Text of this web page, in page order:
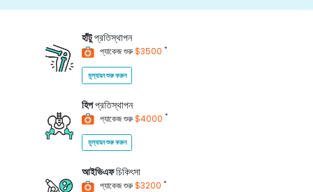
হাঁটুপ্রতিস্থাপন
প্যাকেজ শুরু$3500 *
মূল্যায়ন শুরু করুন
হিপপ্রতিস্থাপন
প্যাকেজ শুরু$4000 *
মূল্যায়ন শুরু করুন
আইভিএফচিকিৎসা
প্যাকেজ শুরু$3200 *